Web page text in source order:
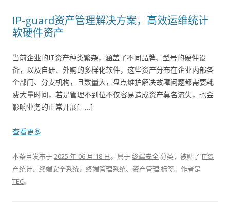
IP-guard资产管理解决方案，高效运维统计
软硬件资产
当前企业的IT资产种类繁杂，涵盖了不同品牌、型号的硬件设
备，以及自研、外购的多样化软件，这些资产分布在企业内部各
个部门、分支机构，且数量大，盘点维护解决故障问题都需要耗
费大量时间，若是管理不到位不仅容易造成资产莫名流失，也会
影响业务的正常开展[……]
查看更多
本条目发布于2025 年 06 月 18 日。属于终端安全分类，被贴了 IT资
产统计、 终端安全系统、 终端管理系统、 资产管理 标签。 作者是
TEC。